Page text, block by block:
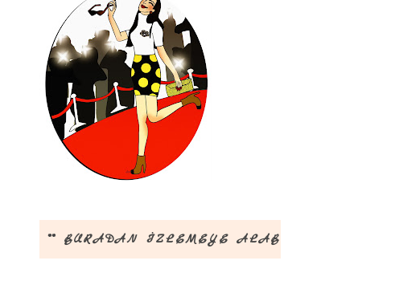
** BURADAN İZLEMEYE ALABİLİRSİNİZ **